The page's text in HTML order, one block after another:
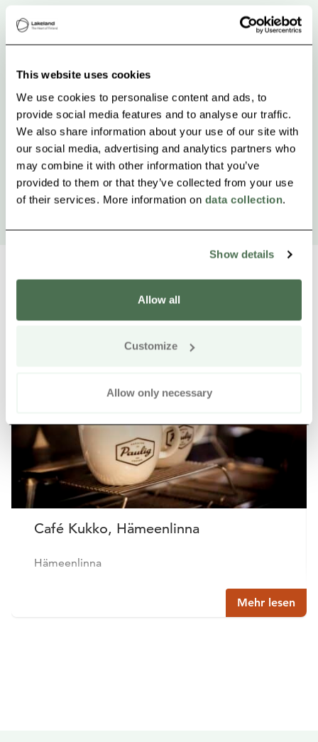
This website uses cookies
We use cookies to personalise content and ads, to
provide social media features and to analyse our traffic.
We also share information about your use of our site with
our social media, advertising and analytics partners who
may combine it with other information that you’ve
provided to them or that they’ve collected from your use
of their services. More information on data collection.
Show details
Allow all
Customize
Allow only necessary
Weitere Produkte in der Nähe
Café Kukko, Hämeenlinna
Hämeenlinna
Mehr lesen
Siirry